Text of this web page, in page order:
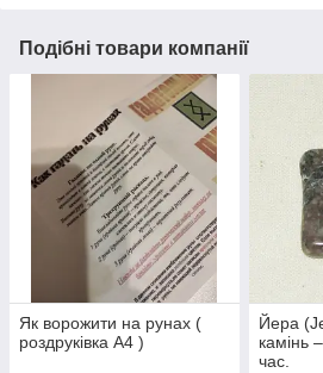
Подібні товари компанії
Як ворожити на рунах (
роздруківка А4 )
Йера
камінь
час.